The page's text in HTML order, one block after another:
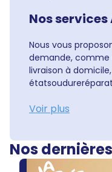
Nos
Nous vous
demande, comme
livraison à
Voir plus
Nos